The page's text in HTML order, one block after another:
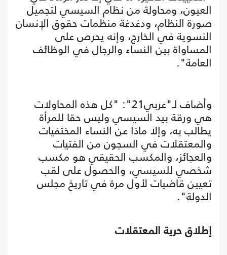
العيون، ومحاولة من نظام السيسي لتجميل
صورة النظام، ودغدغة منظمات حقوق الإنسان
النسوية في الخارج، وإنه يحرص على
المساواة بين النساء والرجال في الوظائف
العامة".
وأضاف لـ"عربي21": "كل هذه المحاولات
هي ورقة بيد السيسي وليس حقا للمرأة
يطالب به، وإلا ماذا عن النساء المختفيات
والمعتقلات في السجون من الفتيات
والعجائز، والمكسب الحقيقي هو مكسب
شخصي للسيسي، والحصول على لقب
تعيين قاضيات لأول مرة في تاريخ مجلس
الدولة".
إطلاق حرية المعتقلات